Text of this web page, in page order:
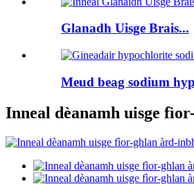
Glanadh Uisge Brais...
Meud beag sodium
Inneal dèanamh uisge